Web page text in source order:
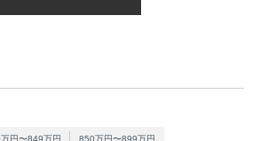
円〜849万円 850万円〜899万円